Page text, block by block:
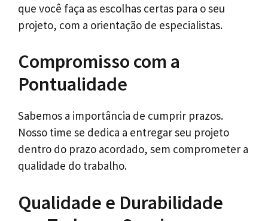
que você faça as escolhas certas para o seu
projeto, com a orientação de especialistas.
Compromisso com a
Pontualidade
Sabemos a importância de cumprir prazos.
Nosso time se dedica a entregar seu projeto
dentro do prazo acordado, sem comprometer a
qualidade do trabalho.
Qualidade e Durabilidade